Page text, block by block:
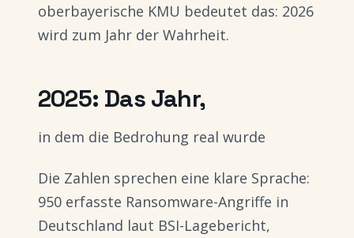
oberbayerische KMU bedeutet das: 2026
wird zum Jahr der Wahrheit.
2025: Das Jahr,
in dem die Bedrohung real wurde
Die Zahlen sprechen eine klare Sprache:
950 erfasste Ransomware-Angriffe in
Deutschland laut BSI-Lagebericht,